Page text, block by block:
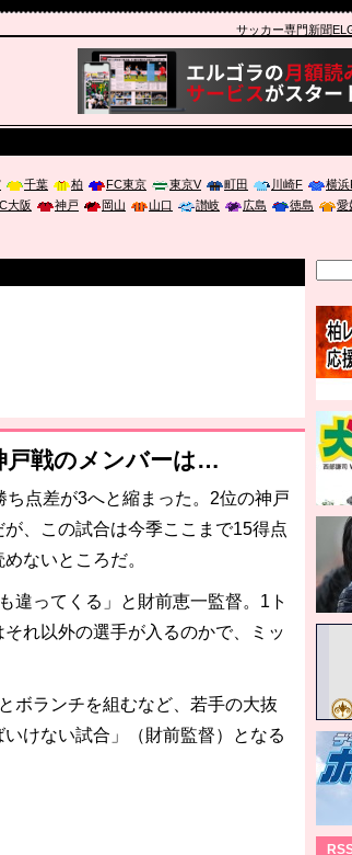
サッカー専門新聞
千葉 柏 FC東京 東京V 町田 川崎F 横浜
C大阪 神戸 岡山 山口 讃岐 広島 徳島 愛
守る ～エネルギー危機時代の猛暑対策～」に登
戸戦のメンバーは…
点差が3へと縮まった。2位の神戸
、この試合は今季ここまで15得点
ないところだ。
違ってくる」と財前恵一監督。1ト
れ以外の選手が入るのかで、ミッ
ボランチを組むなど、若手の大抜
けない試合」（財前監督）となる